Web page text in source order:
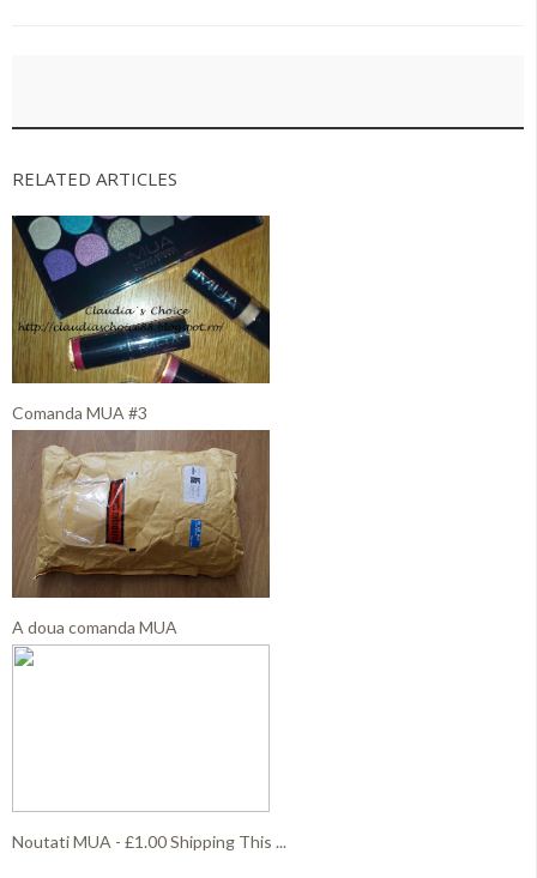
RELATED ARTICLES
Comanda MUA #3
A doua comanda MUA
Noutati MUA - £1.00 Shipping This ...